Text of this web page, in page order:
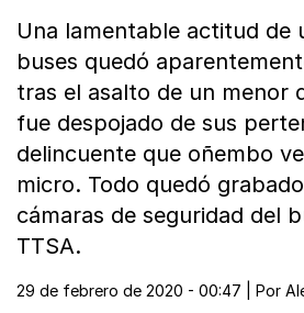
Una lamentable actitud de
buses quedó
tras el asalto de un menor
fue despojado de sus
delincuente que oñembo
micro. Todo quedó
cámaras de seguridad del
TTSA.
29 de febrero de 2020 - 00:47 | Por